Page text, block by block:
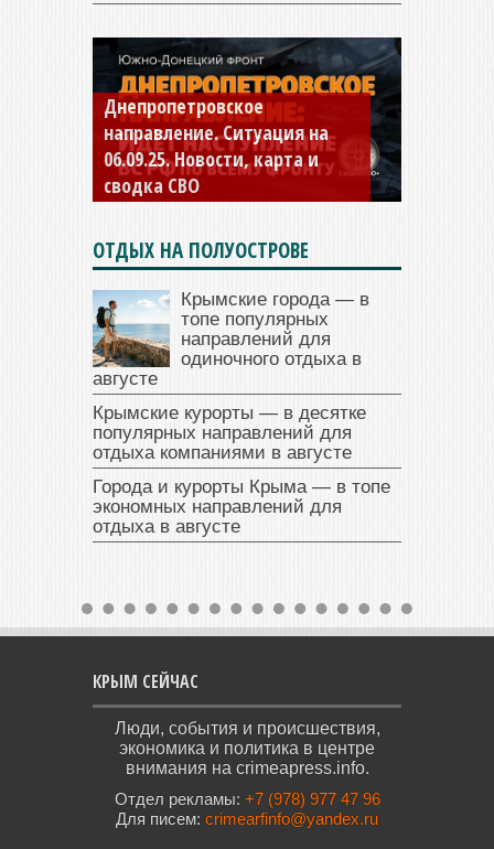
Днепропетровское
направление. Ситуация на
06.09.25. Новости, карта и
сводка СВО
Константиновское
направление. Ситуация на
04.09.25 Новости, карта и
сводка СВО
ОТДЫХ НА ПОЛУОСТРОВЕ
Крымские города — в
топе популярных
направлений для
одиночного отдыха в
августе
Крымские курорты — в десятке
популярных направлений для
отдыха компаниями в августе
Города и курорты Крыма — в топе
экономных направлений для
отдыха в августе
КРЫМ СЕЙЧАС
Люди, события и происшествия,
экономика и политика в центре
внимания на crimeapress.info.
Отдел рекламы: +7 (978) 977 47 96
Для писем: crimearfinfo@yandex.ru